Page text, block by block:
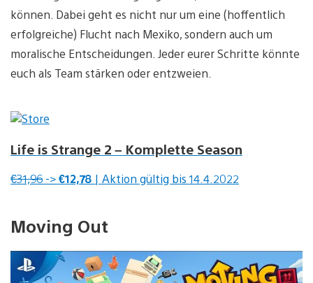
können. Dabei geht es nicht nur um eine (hoffentlich
erfolgreiche) Flucht nach Mexiko, sondern auch um
moralische Entscheidungen. Jeder eurer Schritte könnte
euch als Team stärken oder entzweien.
Life is Strange 2 – Komplette Season
€31,96 ->€12,78 | Aktion gültig bis 14.4.2022
Moving Out